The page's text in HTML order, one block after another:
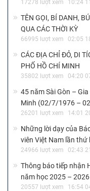
17278 lượt xem 10:24
TÊN GỌI, BÍ DANH,
QUA CÁC THỜI KỲ
66995 lượt xem 02:05
CÁC ĐỊA CHỈ ĐỎ, DI
PHỐ HỒ CHÍ MINH
35802 lượt xem 04:20
45 năm Sài Gòn –
Minh (02/7/1976 –
26201 lượt xem 14:01
Những lời dạy của
viên Việt Nam lần
24966 lượt xem 02:43
Thông báo tiếp nhận
năm học 2025 – 2026
20557 lượt xem 16:54